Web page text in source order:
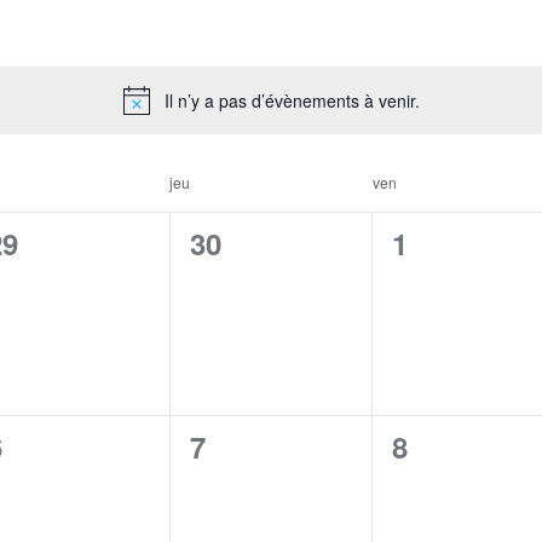
Il n’y a pas d’évènements à venir.
jeu ven
0
30
0
1
0
7
0
8